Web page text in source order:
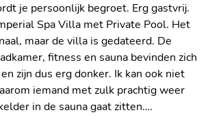
je persoonlijk begroet. Erg gastvrij.
Spa Villa met Private Pool. Het
maar de villa is gedateerd. De
fitness en sauna bevinden zich
zijn dus erg donker. Ik kan ook niet
iemand met zulk prachtig weer
in de sauna gaat zitten….